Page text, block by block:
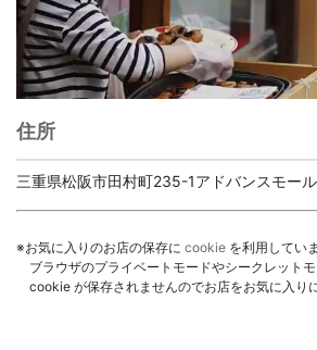
住所
三重県松阪市田村町235-1アドバンスモー
※お気に入りのお店の保存に cookie を利用していま
ブラウザのプライベートモードやシークレット
cookie が保存されませんのでお店をお気に入り